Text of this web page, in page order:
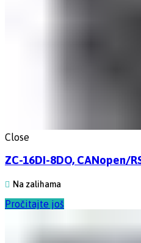
Close
ZC-16DI-8DO, CANopen/
Na zalihama
Pročitajte još